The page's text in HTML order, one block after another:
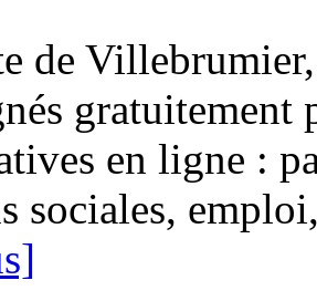
de
gratuitement
en ligne :
sociales,